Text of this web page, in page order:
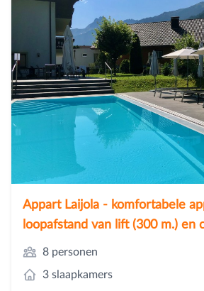
Appart Laijola - komfortabele
loopafstand van lift (300 m.) en
8 personen
3 slaapkamers